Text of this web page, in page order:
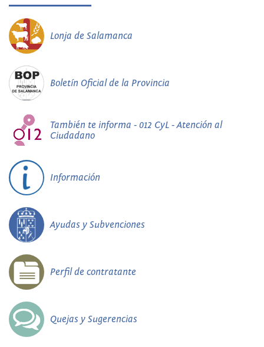
Lonja de Salamanca
Boletín Oficial de la Provincia
También te informa - 012 CyL - Atención al
Ciudadano
Información
Ayudas y Subvenciones
Perfil de contratante
Quejas y Sugerencias